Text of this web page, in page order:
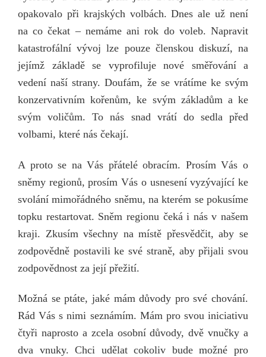
opakovalo při krajských volbách. Dnes ale už není
na co čekat – nemáme ani rok do voleb. Napravit
katastrofální vývoj lze pouze členskou diskuzí, na
jejímž základě se vyprofiluje nové směřování a
vedení naší strany. Doufám, že se vrátíme ke svým
konzervativním kořenům, ke svým základům a ke
svým voličům. To nás snad vrátí do sedla před
volbami, které nás čekají.
A proto se na Vás přátelé obracím. Prosím Vás o
sněmy regionů, prosím Vás o usnesení vyzývající ke
svolání mimořádného sněmu, na kterém se pokusíme
topku restartovat. Sněm regionu čeká i nás v našem
kraji. Zkusím všechny na místě přesvědčit, aby se
zodpovědně postavili ke své straně, aby přijali svou
zodpovědnost za její přežití.
Možná se ptáte, jaké mám důvody pro své chování.
Rád Vás s nimi seznámím. Mám pro svou iniciativu
čtyři naprosto a zcela osobní důvody, dvě vnučky a
dva vnuky. Chci udělat cokoliv bude možné pro